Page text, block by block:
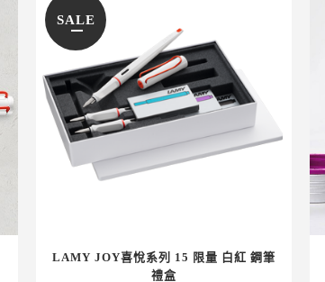
SALE
LAMY JOY喜悅系列 15 限量 白紅 鋼筆
禮盒